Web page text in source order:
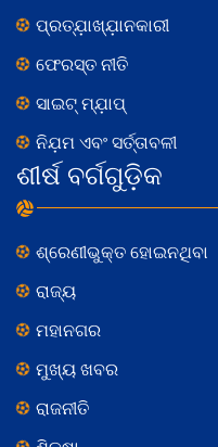
ପ୍ରତ୍ଯ଼ାଖ୍ଯ଼ାନକାରୀ
ଫେରସ୍ତ ନୀତି
ସାଇଟ୍ ମ୍ଯ଼ାପ୍
ନିଯ଼ମ ଏବଂ ସର୍ତ୍ତାବଳୀ
ଶୀର୍ଷ ବର୍ଗଗୁଡ଼ିକ
ଶ୍ରେଣୀଭୁକ୍ତ ହୋଇନଥିବା
ରାଜ୍ୟ
ମହାନଗର
ମୁଖ୍ୟ ଖବର
ରାଜନୀତି